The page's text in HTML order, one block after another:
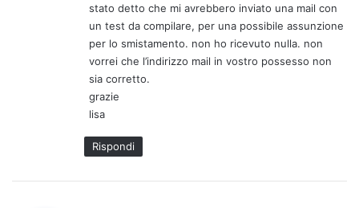
t
o
:
stato detto che mi avrebbero inviato una mail con
un test da compilare, per una possibile assunzione
per lo smistamento. non ho ricevuto nulla. non
vorrei che l’indirizzo mail in vostro possesso non
sia corretto.
grazie
lisa
Rispondi